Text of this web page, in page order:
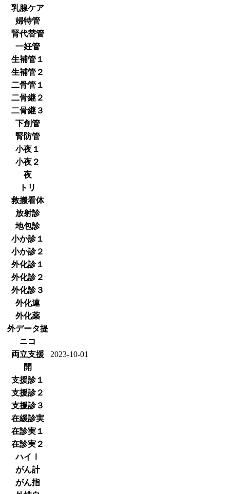
乳腺ケア
婦特管
腎代替管
一妊管
生補管１
生補管２
二骨管１
二骨継２
二骨継３
下創管
腎防管
小夜１
小夜２
夜
トリ
救搬看体
放射診
地包診
小か診１
小か診２
外化診１
外化診２
外化診３
外化連
外化薬
外データ提
ニコ
両立支援
2023-10-01
開
支援診１
支援診２
支援診３
在緩診実
在診実１
在診実２
ハイⅠ
がん計
がん指